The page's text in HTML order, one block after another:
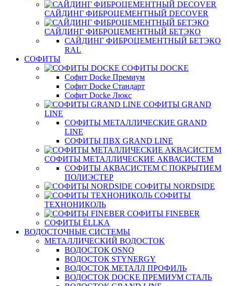
САЙДИНГ ФИБРОЦЕМЕНТНЫЙ DECOVER
САЙДИНГ ФИБРОЦЕМЕНТНЫЙ БЕТЭКО
САЙДИНГ ФИБРОЦЕМЕНТНЫЙ БЕТЭКО
RAL
СОФИТЫ
СОФИТЫ DOCKE
Софит Docke Премиум
Софит Docke Стандарт
Софит Docke Люкс
СОФИТЫ GRAND
LINE
СОФИТЫ МЕТАЛЛИЧЕСКИЕ GRAND
LINE
СОФИТЫ ПВХ GRAND LINE
СОФИТЫ МЕТАЛЛИЧЕСКИЕ АКВАСИСТЕМ
СОФИТЫ АКВАСИСТЕМ С ПОКРЫТИЕМ
ПОЛИЭСТЕР
СОФИТЫ NORDSIDE
СОФИТЫ
ТЕХНОНИКОЛЬ
СОФИТЫ FINEBER
СОФИТЫ ЁLLKA
ВОДОСТОЧНЫЕ СИСТЕМЫ
МЕТАЛЛИЧЕСКИЙ ВОДОСТОК
ВОДОСТОК OSNO
ВОДОСТОК STYNERGY
ВОДОСТОК МЕТАЛЛ ПРОФИЛЬ
ВОДОСТОК DOCKE ПРЕМИУМ СТАЛЬ